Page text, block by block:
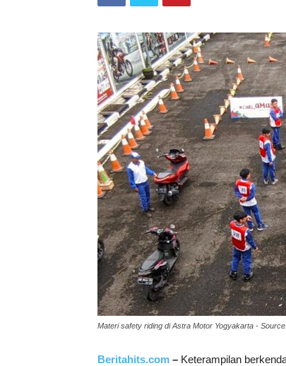
Materi safety riding di Astra Motor Yogyakarta -
Beritahits.com – Keterampilan